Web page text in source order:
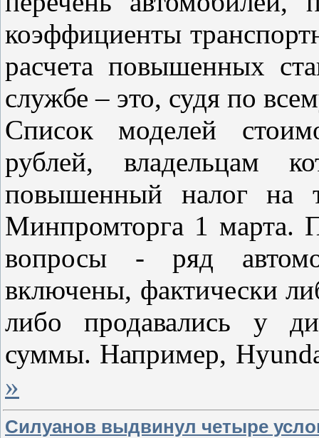
коэффициенты
расчета повышенных
службе – это, судя по
Список моделей
рублей, владельцам
повышенный налог на
Минпромторга 1 марта.
вопросы - ряд
включены, фактически
либо продавались у
суммы. Например,
»
Силуанов выдвинул четыре